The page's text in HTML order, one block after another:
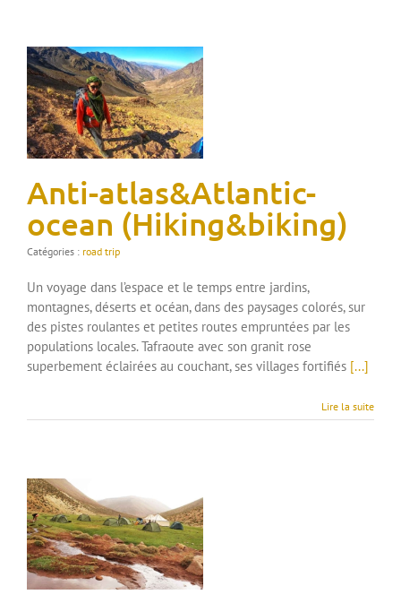
Anti-atlas&Atlantic-
ocean (Hiking&biking)
Catégories : road trip
Un voyage dans l’espace et le temps entre jardins,
montagnes, déserts et océan, dans des paysages colorés, sur
des pistes roulantes et petites routes empruntées par les
populations locales. Tafraoute avec son granit rose
superbement éclairées au couchant, ses villages fortifiés [...]
Lire la suite